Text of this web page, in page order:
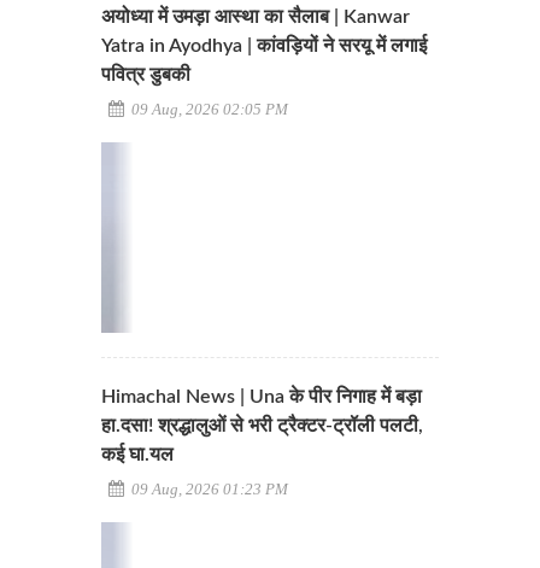
अयोध्या में उमड़ा आस्था का सैलाब | Kanwar
Yatra in Ayodhya | कांवड़ियों ने सरयू में लगाई
पवित्र डुबकी
09 Aug, 2026 02:05 PM
Himachal News | Una के पीर निगाह में बड़ा
हा.दसा! श्रद्धालुओं से भरी ट्रैक्टर-ट्रॉली पलटी,
कई घा.यल
09 Aug, 2026 01:23 PM